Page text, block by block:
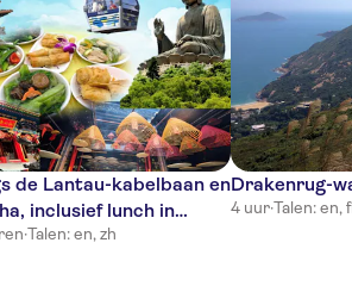
de Lantau-kabelbaan en
inclusief lunch in
·Talen: en, zh
Drakenrug-
4 uur·Talen: en,